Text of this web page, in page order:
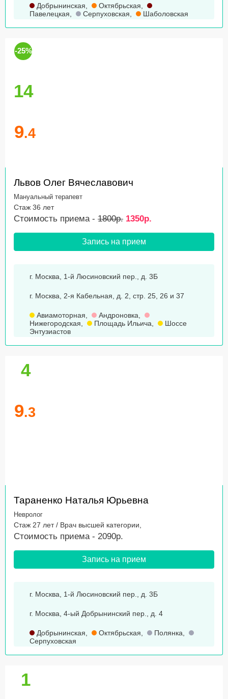
Добрынинская, Октябрьская,
Павелецкая, Серпуховская, Шаболовская
-25%
14
9.4
Львов Олег Вячеславович
Мануальный терапевт
Стаж 36 лет
Стоимость приема - 1800р. 1350р.
Запись на прием
г. Москва, 1-й Люсиновский пер., д. 3Б
г. Москва, 2-я Кабельная, д. 2, стр. 25, 26 и 37
Авиамоторная, Андроновка,
Нижегородская, Площадь Ильича,
Шоссе
Энтузиастов
4
9.3
Тараненко Наталья Юрьевна
Невролог
Стаж 27 лет / Врач высшей категории,
Стоимость приема - 2090р.
Запись на прием
г. Москва, 1-й Люсиновский пер., д. 3Б
г. Москва, 4-ый Добрынинский пер., д. 4
Добрынинская, Октябрьская, Полянка,
Серпуховская
1